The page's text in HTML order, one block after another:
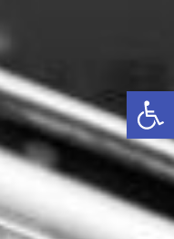
פתח סרגל נגישות